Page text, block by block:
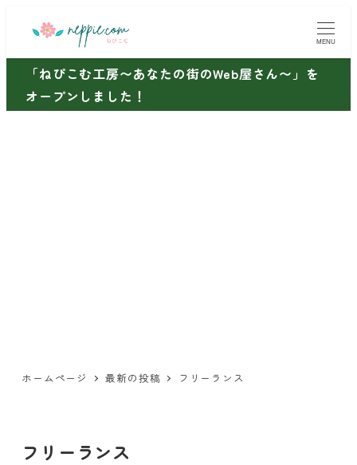
ン
ン
MENU
「ねぴこむ工房〜あなたの街のWeb屋さん〜」を
オープンしました！
ホームページ 最新の投稿 フリーランス
フリーランス